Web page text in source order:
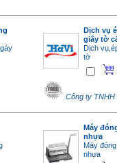
Dịch vụ
giấy tờ
Dịch
tờ
Công ty TNHH
Máy
nhựa
Máy
nhựa